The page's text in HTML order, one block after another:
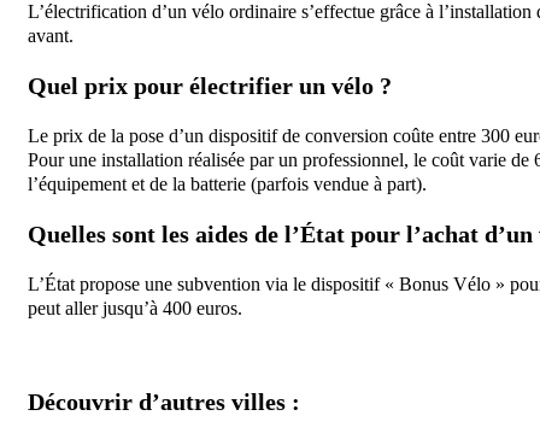
L’électrification d’un vélo ordinaire s’effectue grâce à
avant.
Quel prix pour électrifier un vélo ?
Le prix de la pose d’un dispositif de conversion coûte entre 300
Pour une installation réalisée par un professionnel, le coût varie
l’équipement et de la batterie (parfois vendue à part).
Quelles sont les aides de l’État pour l’achat
L’État propose une subvention via le dispositif « Bonus Vélo »
peut aller jusqu’à 400 euros.
Découvrir d’autres villes :